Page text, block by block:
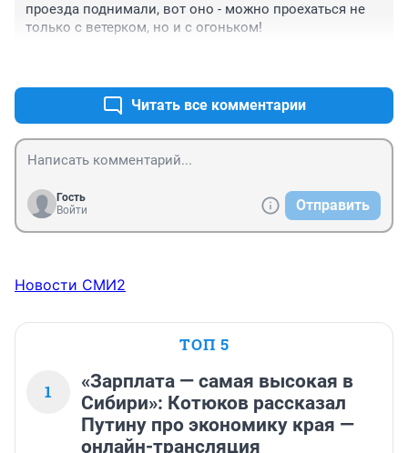
проезда поднимали, вот оно - можно проехаться не
только с ветерком, но и с огоньком!
Читать все комментарии
Гость
Войти
Отправить
Новости СМИ2
ТОП 5
1
«Зарплата — самая высокая в
Сибири»: Котюков рассказал
Путину про экономику края —
онлайн-трансляция